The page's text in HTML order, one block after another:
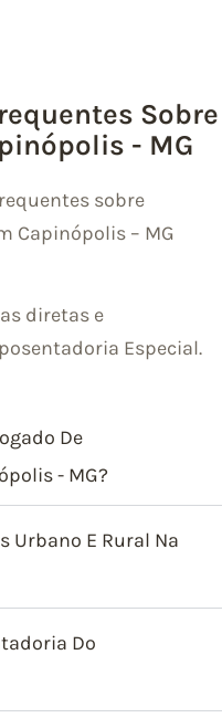
Sobre
- MG
sobre
Capinópolis – MG
diretas e
Especial.
De
- MG?
Urbano E Rural Na
Do